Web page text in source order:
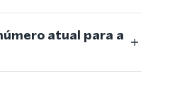
atual para a